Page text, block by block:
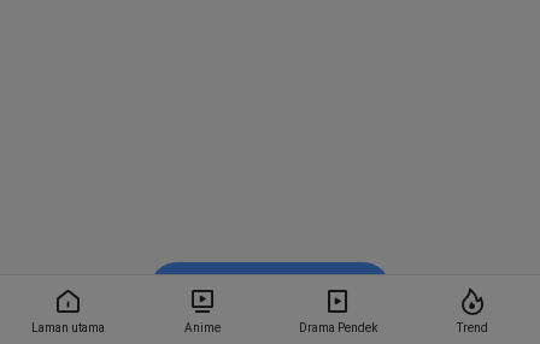
Laman utama Anime Drama Pendek Trend
Tonton dalam BiliBili